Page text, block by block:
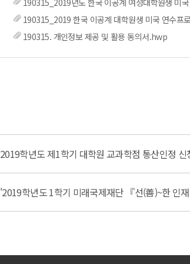
190315_2019년도 한국 이공계 여성대학원생 미
190315_2019 한국 이공계 대학원생 미국 연수프
190315. 개인정보 제공 및 활용 동의서.hwp
2019학년도 제1학기 대학원 교과학점 통산인정 신
'2019학년도 1학기 미래국제재단 『선(善)~한 인